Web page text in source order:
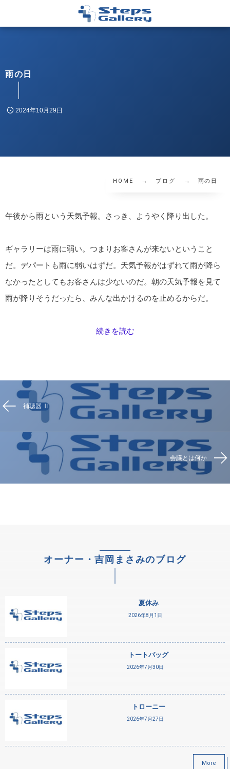
雨の日
2024年10月29日
HOME ブログ 雨の日
午後から雨という天気予報。さっき、ようやく降り出した。
ギャラリーは雨に弱い。つまりお客さんが来ないということ
だ。デパートも雨に弱いはずだ。天気予報がはずれて雨が降ら
なかったとしてもお客さんは少ないのだ。朝の天気予報を見て
雨が降りそうだったら、みんな出かけるのを止めるからだ。
続きを読む
補聴器 Ⅱ
会議とは何か
オーナー・吉岡まさみのブログ
夏休み
2026年8月1日
トートバッグ
2026年7月30日
トローニー
2026年7月27日
More